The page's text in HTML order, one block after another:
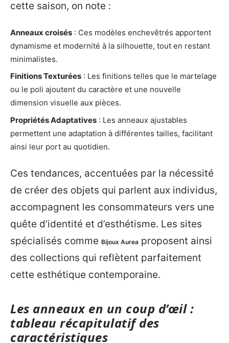
cette saison, on note :
Anneaux croisés : Ces modèles enchevêtrés apportent
dynamisme et modernité à la silhouette, tout en restant
minimalistes.
Finitions Texturées : Les finitions telles que le martelage
ou le poli ajoutent du caractère et une nouvelle
dimension visuelle aux pièces.
Propriétés Adaptatives : Les anneaux ajustables
permettent une adaptation à différentes tailles, facilitant
ainsi leur port au quotidien.
Ces tendances, accentuées par la nécessité
de créer des objets qui parlent aux individus,
accompagnent les consommateurs vers une
quête d’identité et d’esthétisme. Les sites
spécialisés comme Bijoux Aurea proposent ainsi
des collections qui reflètent parfaitement
cette esthétique contemporaine.
Les anneaux en un coup d’œil :
tableau récapitulatif des
caractéristiques